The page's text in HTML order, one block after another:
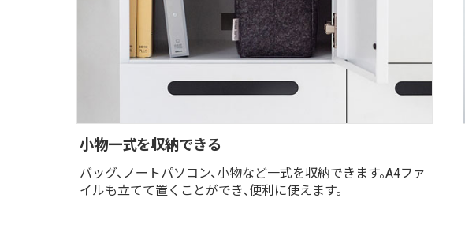
小物一式を収納できる
バッグ、ノートパソコン、小物など一式を収納できます。A4ファ
イルも立てて置くことができ、便利に使えます。